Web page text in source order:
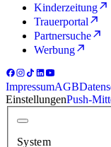
Kinderzeitung
Trauerportal
Partnersuche
Werbung
ImpressumAGB
EinstellungenPush-
System